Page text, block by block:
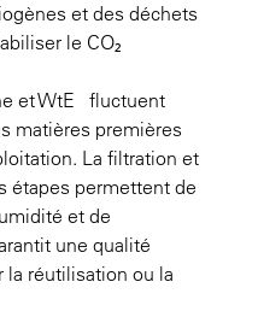
et des déchets
le CO₂
et WtE fluctuent
matières premières
La filtration et
étapes permettent de
et de
une qualité
la réutilisation ou la